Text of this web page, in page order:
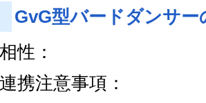
GvG型バードダンサー
相性：
連携注意事項：